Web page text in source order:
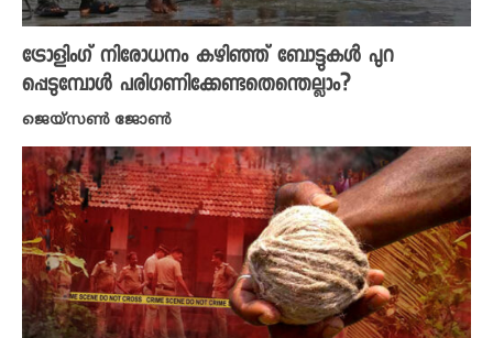
ട്രോളിംഗ് നിരോധനം കഴിഞ്ഞ് ബോട്ടുകൾ പുറ
പ്പെടുമ്പോൾ പരിഗണിക്കേണ്ടതെന്തെല്ലാം?
ജെയ്സൺ ജോൺ